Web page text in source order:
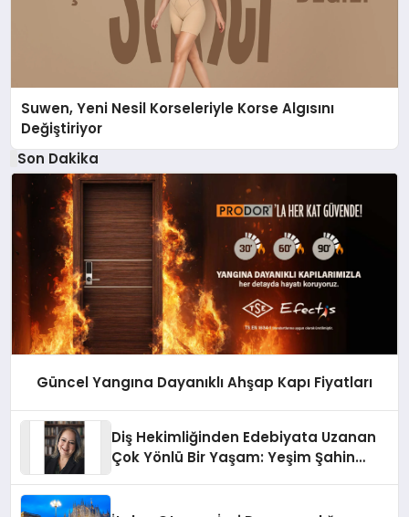
Suwen, Yeni Nesil Korseleriyle Korse Algısını
Değiştiriyor
Son Dakika
Güncel Yangına Dayanıklı Ahşap Kapı Fiyatları
Diş Hekimliğinden Edebiyata Uzanan
Çok Yönlü Bir Yaşam: Yeşim Şahin